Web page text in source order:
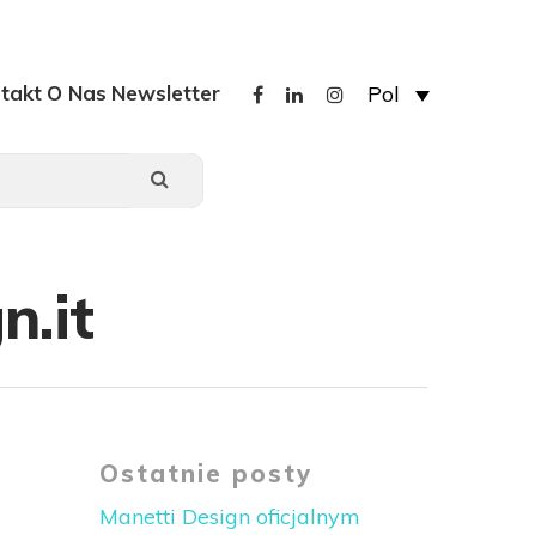
Pol
O Nas Newsletter
Ostatnie posty
Manetti Design oficjalnym